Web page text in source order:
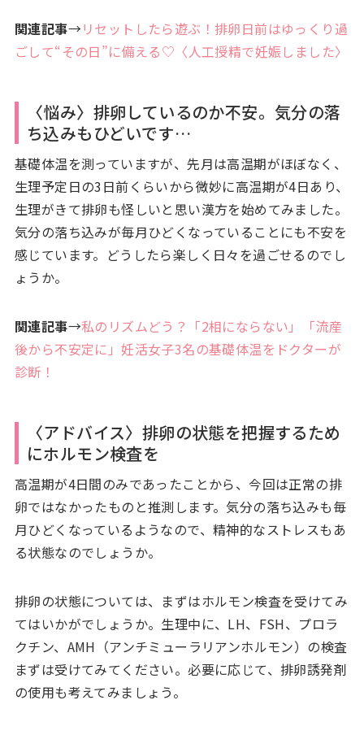
関連記事→リセットしたら遊ぶ！排卵日前はゆっくり過
ごして“その日”に備える♡〈人工授精で妊娠しました〉
〈悩み〉排卵しているのか不安。気分の落
ち込みもひどいです…
基礎体温を測っていますが、先月は高温期がほぼなく、
生理予定日の3日前くらいから微妙に高温期が4日あり、
生理がきて排卵も怪しいと思い漢方を始めてみました。
気分の落ち込みが毎月ひどくなっていることにも不安を
感じています。どうしたら楽しく日々を過ごせるのでし
ょうか。
関連記事→私のリズムどう？「2相にならない」「流産
後から不安定に」妊活女子3名の基礎体温をドクターが
診断！
〈アドバイス〉排卵の状態を把握するため
にホルモン検査を
高温期が4日間のみであったことから、今回は正常の排
卵ではなかったものと推測します。気分の落ち込みも毎
月ひどくなっているようなので、精神的なストレスもあ
る状態なのでしょうか。
排卵の状態については、まずはホルモン検査を受けてみ
てはいかがでしょうか。生理中に、LH、FSH、プロラ
クチン、AMH（アンチミューラリアンホルモン）の検査
まずは受けてみてください。必要に応じて、排卵誘発剤
の使用も考えてみましょう。